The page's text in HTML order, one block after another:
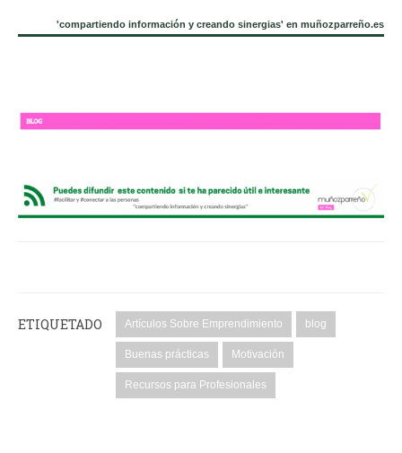
'compartiendo información y creando sinergias' en muñozparreño.es
ETIQUETADO Artículos Sobre Emprendimiento blog
Buenas prácticas Motivación
Recursos para Profesionales